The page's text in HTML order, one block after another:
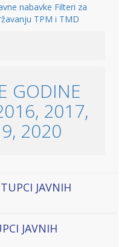
nabavke Filteri za
TPM i TMD
GODINE
2017,
2020
JAVNIH
JAVNIH